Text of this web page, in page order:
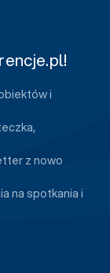
i
z nowo
na spotkania i